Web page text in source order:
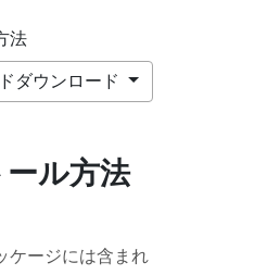
法
ダウンロード
ル方法
ケージには含まれ